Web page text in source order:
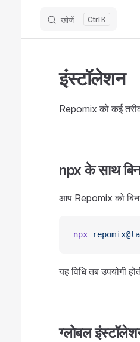
खोजें K
इंस्टॉलेशन
Repomix को कई
npx के साथ
आप Repomix को
npx
यह विधि तब उपयोगी
ग्लोबल